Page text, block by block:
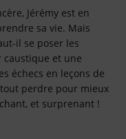
Jérémy est en
sa vie. Mais
il se poser les
caustique et une
échecs en leçons de
perdre pour mieux
et surprenant !